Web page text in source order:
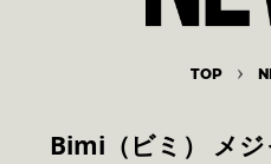
TOP
Bimi（ビミ） メ